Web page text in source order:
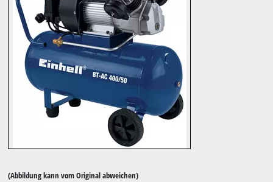
(Abbildung kann vom Original abweichen)